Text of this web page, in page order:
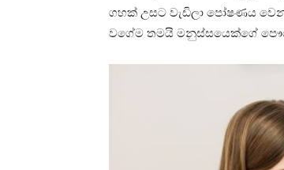
ගහක් උසට වැඩිලා පෝෂණය
වගේම තමයි මනුස්සයෙක්ගේ